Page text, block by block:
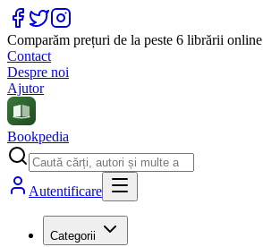
Comparăm prețuri de la peste 6 librării online
Contact
Despre noi
Ajutor
Bookpedia
Autentificare
Categorii